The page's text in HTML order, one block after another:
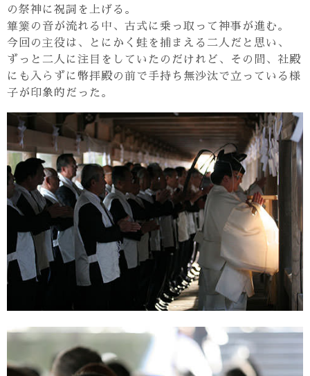
の祭神に祝詞を上げる。
篳篥の音が流れる中、古式に乗っ取って神事が進む。
今回の主役は、とにかく蛙を捕まえる二人だと思い、
ずっと二人に注目をしていたのだけれど、その間、社殿
にも入らずに幣拝殿の前で手持ち無沙汰で立っている様
子が印象的だった。